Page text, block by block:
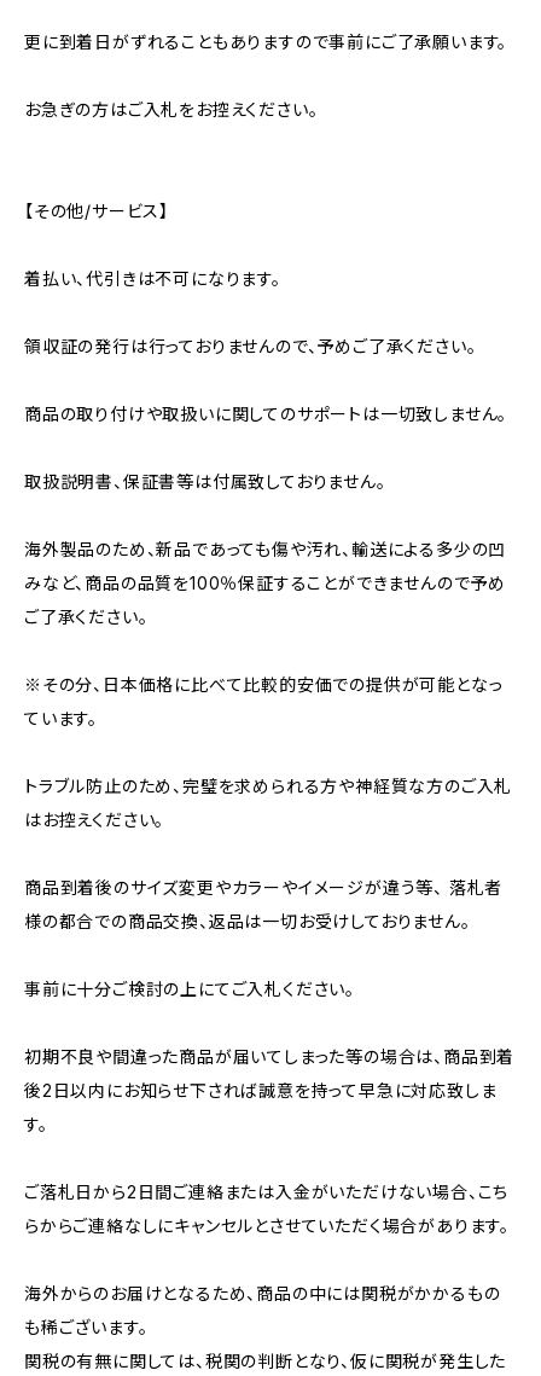
更に到着日がずれることもありますので事前にご了承願います。
お急ぎの方はご入札をお控えください。
【その他/サービス】
着払い、代引きは不可になります。
領収証の発行は行っておりませんので、予めご了承ください。
商品の取り付けや取扱いに関してのサポートは一切致しません。
取扱説明書、保証書等は付属致しておりません。
海外製品のため、新品であっても傷や汚れ、輸送による多少の凹
みなど、商品の品質を100％保証することができませんので予め
ご了承ください。
※その分、日本価格に比べて比較的安価での提供が可能となっ
ています。
トラブル防止のため、完璧を求められる方や神経質な方のご入札
はお控えください。
商品到着後のサイズ変更やカラーやイメージが違う等、 落札者
様の都合での商品交換、返品は一切お受けしておりません。
事前に十分ご検討の上にてご入札ください。
初期不良や間違った商品が届いてしまった等の場合は、商品到着
後2日以内にお知らせ下されば誠意を持って早急に対応致しま
す。
ご落札日から2日間ご連絡または入金がいただけない場合、こち
らからご連絡なしにキャンセルとさせていただく場合があります。
海外からのお届けとなるため、商品の中には関税がかかるもの
も稀ございます。
関税の有無に関しては、税関の判断となり、仮に関税が発生した